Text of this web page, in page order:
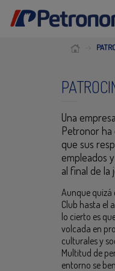
Una
Petronor ha
que sus
empleados
al final de la
Aunque
Club hasta el
lo cierto es
volcada en
culturales y
Multitud de
entorno se